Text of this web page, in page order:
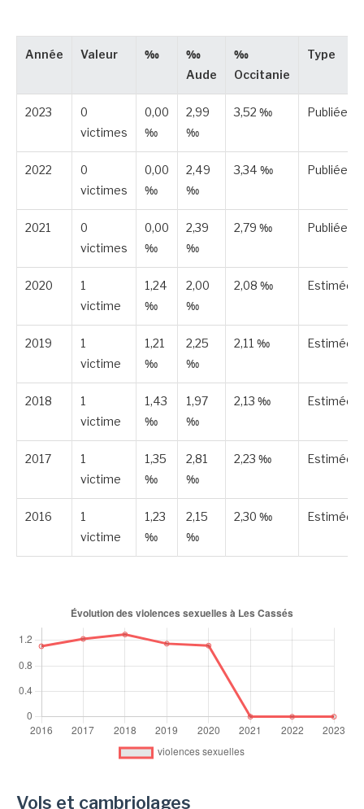
Année Valeur ‰
‰
Aude
‰
Occitanie
Type
2023
0
victimes
0,00
‰
2,99
‰
3,52 ‰ Publiée
2022
0
victimes
0,00
‰
2,49
‰
3,34 ‰ Publiée
2021
0
victimes
0,00
‰
2,39
‰
2,79 ‰ Publiée
2020
1
victime
1,24
‰
2,00
‰
2,08 ‰ Estimée
2019
1
victime
1,21
‰
2,25
‰
2,11 ‰ Estimée
2018
1
victime
1,43
‰
1,97
‰
2,13 ‰ Estimée
2017
1
victime
1,35
‰
2,81
‰
2,23 ‰ Estimée
2016
1
victime
1,23
‰
2,15
‰
2,30 ‰ Estimée
Vols et cambriolages